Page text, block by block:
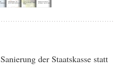
der Staatskasse statt